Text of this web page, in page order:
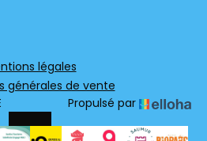
légales
générales de vente
Propulsé par